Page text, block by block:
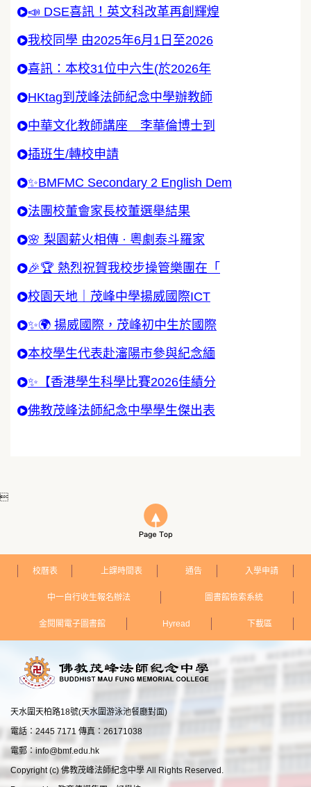
📣 DSE喜訊！英文科改革再創輝煌
我校同學 由2025年6月1日至2026
喜訊：本校31位中六生(於2026年
HKtag到茂峰法師紀念中學辦教師
中華文化教師講座 李華倫博士到
插班生/轉校申請
✨BMFMC Secondary 2 English Dem
法團校董會家長校董選舉結果
🌸 梨園薪火相傳 · 粵劇泰斗羅家
🎉🏆 熱烈祝賀我校步操管樂團在「
校園天地｜茂峰中學揚威國際ICT
✨🌍 揚威國際，茂峰初中生於國際
本校學生代表赴瀋陽市參與紀念緬
✨【香港學生科學比賽2026佳績分
佛教茂峰法師紀念中學學生傑出表

校曆表 上課時間表 通告 入學申請
中一自行收生報名辦法 圖書館檢索系統
金閱閣電子圖書館 Hyread 下載區
天水圍天柏路18號(天水圍游泳池餐廳對面)
電話：2445 7171 傳真：26171038
電郵：info@bmf.edu.hk
Copyright (c) 佛教茂峰法師紀念中學 All Rights Reserved.